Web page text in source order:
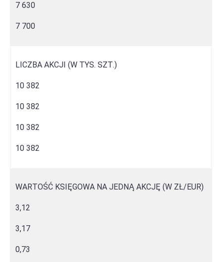
7 630
7 700
LICZBA AKCJI (W TYS. SZT.)
10 382
10 382
10 382
10 382
WARTOŚĆ KSIĘGOWA NA JEDNĄ AKCJĘ (W ZŁ/EUR)
3,12
3,17
0,73